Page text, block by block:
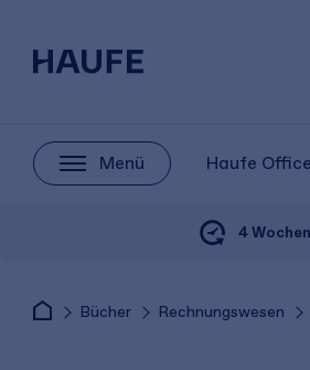
Menü Haufe Office
4
Bücher Rechnungswesen